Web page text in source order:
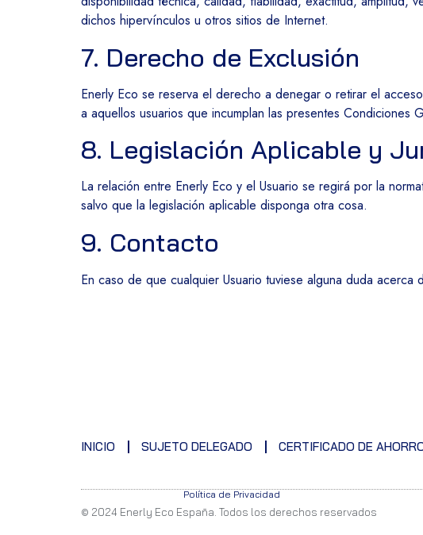
dichos hipervínculos u otros sitios de Internet.
7. Derecho de Exclusión
Enerly Eco se reserva el derecho a denegar o retirar el
a aquellos usuarios que incumplan las presentes Condiciones
8. Legislación Aplicable y
La relación entre Enerly Eco y el Usuario se regirá por la
salvo que la legislación aplicable disponga otra cosa.
9. Contacto
En caso de que cualquier Usuario tuviese alguna duda
INICIO SUJETO DELEGADO CERTIFICADO DE
Política de Privacidad
© 2024 Enerly Eco España. Todos los derechos reservados